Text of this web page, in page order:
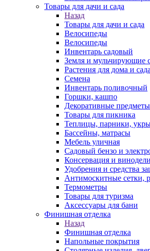
Товары для дачи и сада
Назад
Товары для дачи и сада
Велосипеды
Велосипеды
Инвентарь садовый
Земля и мульчирующие
Растения для дома и сада
Семена
Инвентарь поливочный
Горшки, кашпо
Декоративные
Товары для пикника
Теплицы, парники,
Бассейны, матрасы
Мебель уличная
Садовый бензо и
Консервация и
Удобрения и средства
Антимоскитные сетки,
Термометры
Товары для туризма
Аксессуары для бани
Финишная отделка
Назад
Финишная отделка
Напольные покрытия